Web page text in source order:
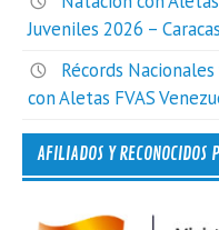
Juveniles 2026 – Caracas
Récords
con Aletas FVAS
AFILIADOS Y RECONOCIDOS